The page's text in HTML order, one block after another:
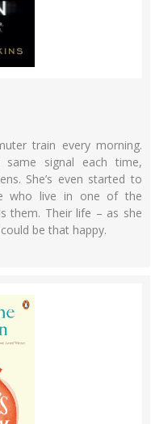
train every morning.
signal each time,
She’s even started to
who live in one of the
them. Their life – as she
be that happy.